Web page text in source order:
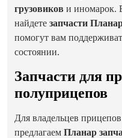
грузовиков и иномарок.
найдете запчасти
помогут вам
состоянии.
Запчасти для
полуприцепов
Для владельцев
предлагаем Планар